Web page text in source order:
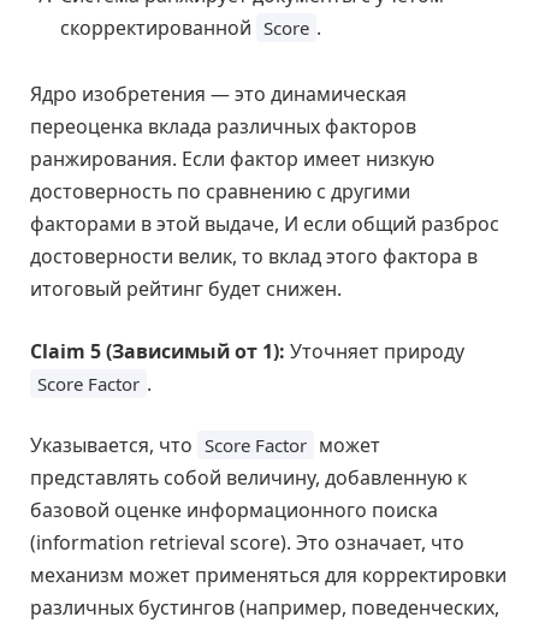
скорректированной Score .
Ядро изобретения — это динамическая
переоценка вклада различных факторов
ранжирования. Если фактор имеет низкую
достоверность по сравнению с другими
факторами в этой выдаче, И если общий разброс
достоверности велик, то вклад этого фактора в
итоговый рейтинг будет снижен.
Claim 5 (Зависимый от 1): Уточняет природу
Score Factor .
Указывается, что Score Factor может
представлять собой величину, добавленную к
базовой оценке информационного поиска
(information retrieval score). Это означает, что
механизм может применяться для корректировки
различных бустингов (например, поведенческих,